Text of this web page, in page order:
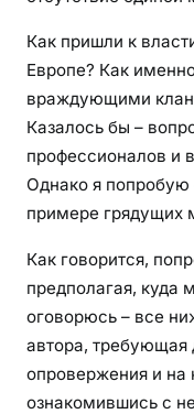
Как пришли к
Европе? Как
враждующими
Казалось бы –
профессионалов и
Однако я попробую
примере грядущих
Как говорится,
предполагая, куда
оговорюсь – все
автора, требующая
опровержения и на
ознакомившись с